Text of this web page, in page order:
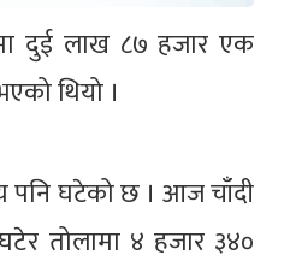
दुई लाख ८७ हजार एक
थियो ।
पनि घटेको छ । आज चाँदी
तोलामा ४ हजार ३४०